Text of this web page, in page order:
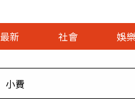
最新 社會 娛樂
娛樂首頁
即時
專題
財經首頁
熱線
３Ｃ
政